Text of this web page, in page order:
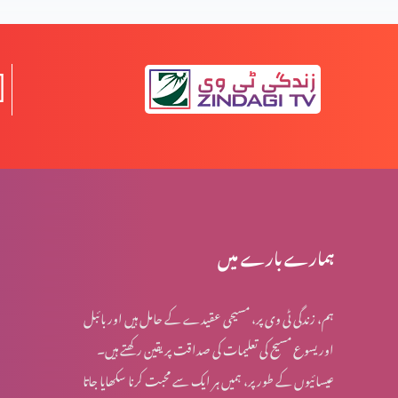
قیامت المسیح کی مخالفت میں نظریات (حصہ 2)
قیامت المسیح کی مخالفت میں نظریات (حصہ 1)
مخالفِ مسیح کے ظہور کی علامات (حصہ 3)
مخالفِ مسیح کے ظہور کی علامات (حصہ 2)
ہمارے بارے میں
ہم، زندگی ٹی وی پر، مسیحی عقیدے کے حامل ہیں اور بائبل
اور یسوع مسیح کی تعلیمات کی صداقت پر یقین رکھتے ہیں۔
عیسائیوں کے طور پر، ہمیں ہر ایک سے محبت کرنا سکھایا جاتا